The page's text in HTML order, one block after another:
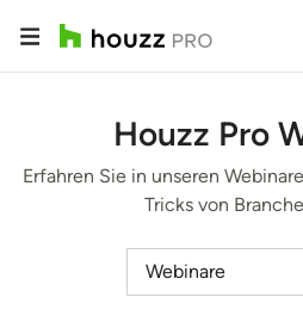
Houzz Pro
Erfahren Sie in unseren
Tricks von
Webinare